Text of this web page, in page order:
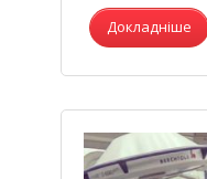
Докладніше